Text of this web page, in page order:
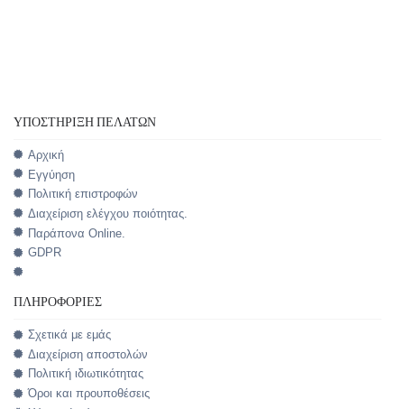
ΥΠΟΣΤΉΡΙΞΗ ΠΕΛΑΤΏΝ
Αρχική
Εγγύηση
Πολιτική επιστροφών
Διαχείριση ελέγχου ποιότητας.
Παράπονα Online.
GDPR
ΠΛΗΡΟΦΟΡΊΕΣ
Σχετικά με εμάς
Διαχείριση αποστολών
Πολιτική ιδιωτικότητας
Όροι και προυποθέσεις